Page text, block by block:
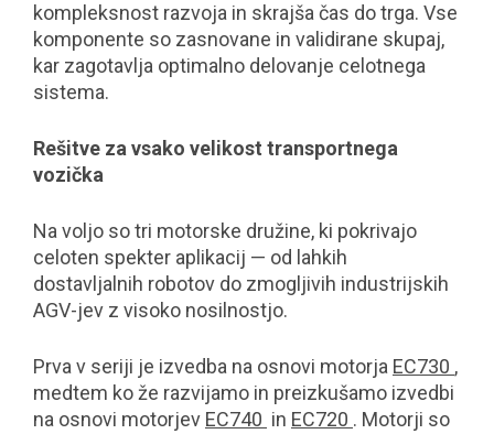
kompleksnost razvoja in skrajša čas do trga. Vse
komponente so zasnovane in validirane skupaj,
kar zagotavlja optimalno delovanje celotnega
sistema.
Rešitve za vsako velikost transportnega
vozička
Na voljo so tri motorske družine, ki pokrivajo
celoten spekter aplikacij — od lahkih
dostavljalnih robotov do zmogljivih industrijskih
AGV-jev z visoko nosilnostjo.
Prva v seriji je izvedba na osnovi motorja EC730 ,
medtem ko že razvijamo in preizkušamo izvedbi
na osnovi motorjev EC740 in EC720 . Motorji so